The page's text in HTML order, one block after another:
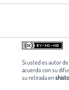
Si usted es autor
acuerdo con su
su retirada en